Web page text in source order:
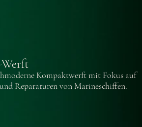
Werft
Kompaktwerft mit Fokus auf
Reparaturen von Marineschiffen.